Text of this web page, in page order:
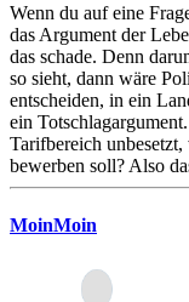
Wenn du auf eine
das Argument der
das schade. Denn
so sieht, dann wäre
entscheiden, in ein
ein
Tarifbereich
bewerben soll? Also
MoinMoin